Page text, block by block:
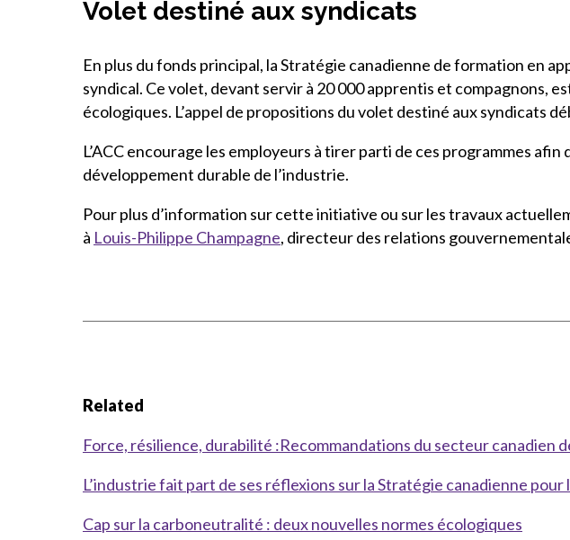
Volet destiné aux syndicats
En plus du fonds principal, la Stratégie canadienne de formation en
syndical. Ce volet, devant servir à 20 000 apprentis et compagnons,
écologiques. L’appel de propositions du volet destiné aux syndicats
L’ACC encourage les employeurs à tirer parti de ces programmes
développement durable de l’industrie.
Pour plus d’information sur cette initiative ou sur les travaux
à Louis-Philippe Champagne, directeur des relations
Related
Force, résilience, durabilité :Recommandations du secteur canadien
L’industrie fait part de ses réflexions sur la Stratégie canadienne
Cap sur la carboneutralité : deux nouvelles normes écologiques